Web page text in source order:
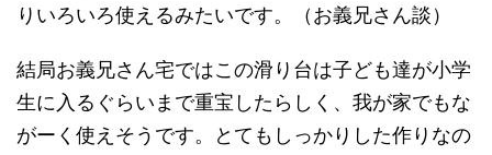
りいろいろ使えるみたいです。（お義兄さん談）
結局お義兄さん宅ではこの滑り台は子ども達が小学
生に入るぐらいまで重宝したらしく、我が家でもな
がーく使えそうです。とてもしっかりした作りなの